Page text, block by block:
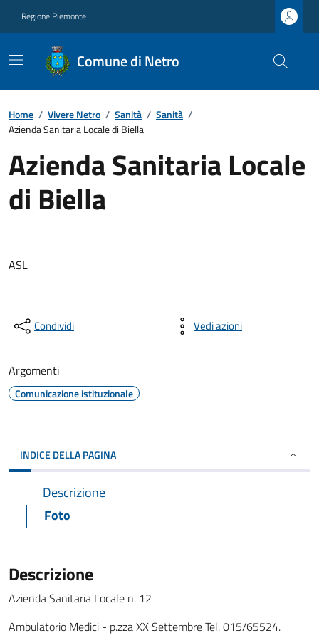
Regione Piemonte
Comune di Netro
Home / Vivere Netro / Sanità / Sanità /
Azienda Sanitaria Locale di Biella
Azienda Sanitaria Locale
di Biella
ASL
Condividi Vedi azioni
Argomenti
Comunicazione istituzionale
INDICE DELLA PAGINA
Descrizione
Foto
Descrizione
Azienda Sanitaria Locale n. 12
Ambulatorio Medici - p.zza XX Settembre Tel. 015/65524.